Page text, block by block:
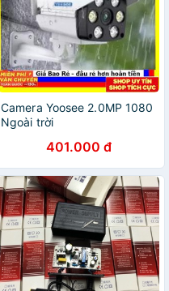
Camera Yoosee 2.0MP 1080
Ngoài trời
401.000 đ